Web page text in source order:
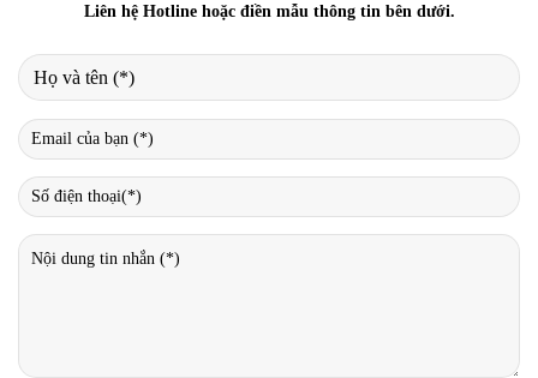
Liên hệ Hotline hoặc điền mẫu thông tin bên dưới.